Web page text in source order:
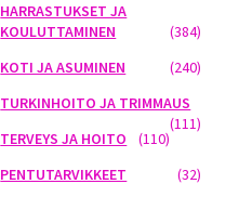
HARRASTUKSET JA
KOULUTTAMINEN
(384)
KOTI JA ASUMINEN
(240)
TURKINHOITO JA TRIMMAUS
(111)
TERVEYS JA HOITO
(110)
PENTUTARVIKKEET
(32)